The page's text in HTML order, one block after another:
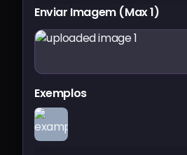
Enviar Imagem (Max 1)
Exemplos